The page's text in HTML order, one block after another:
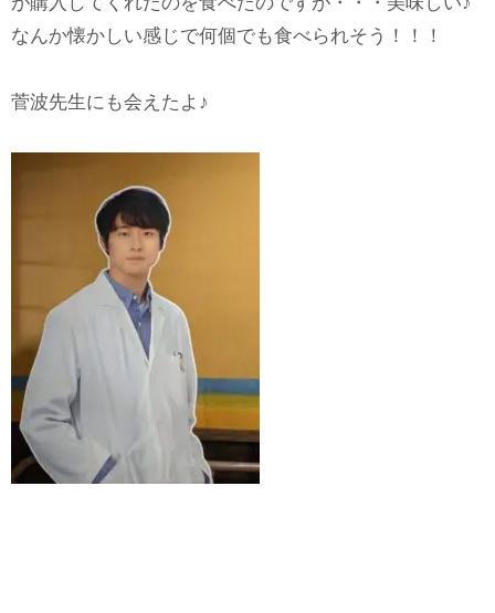
なんか懐かしい感じで何個でも食べられそう！！！
菅波先生にも会えたよ♪